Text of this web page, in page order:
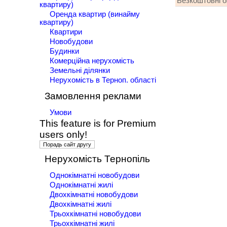
квартиру)
Оренда квартир (винайму
квартиру)
Квартири
Новобудови
Будинки
Комерційна нерухомість
Земельні ділянки
Нерухомість в Терноп. області
Замовлення реклами
Умови
This feature is for Premium
users only!
Нерухомість Тернопіль
Однокімнатні новобудови
Однокімнатні жилі
Двохкімнатні новобудови
Двохкімнатні жилі
Трьохкімнатні новобудови
Трьохкімнатні жилі